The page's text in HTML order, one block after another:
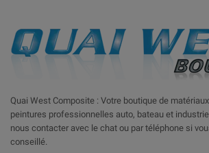
Quai West Composite : Votre boutique de
peintures professionnelles auto, bateau et
nous contacter avec le chat ou par téléphone si
conseillé.